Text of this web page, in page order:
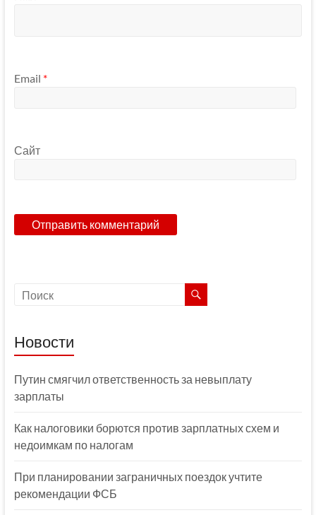
Email *
Сайт
Новости
Путин смягчил ответственность за невыплату
зарплаты
Как налоговики борются против зарплатных схем и
недоимкам по налогам
При планировании заграничных поездок учтите
рекомендации ФСБ